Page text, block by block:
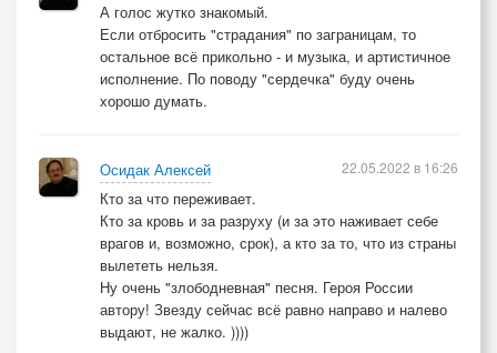
А голос жутко знакомый.
Если отбросить "страдания" по заграницам, то
остальное всё прикольно - и музыка, и артистичное
исполнение. По поводу "сердечка" буду очень
хорошо думать.
Осидак Алексей
Кто за что переживает.
Кто за кровь и за разруху (и за это наживает себе
врагов и, возможно, срок), а кто за то, что из страны
вылететь нельзя.
Ну очень "злободневная" песня. Героя России
автору! Звезду сейчас всё равно направо и налево
выдают, не жалко. ))))
22.05.2022 в 16:26